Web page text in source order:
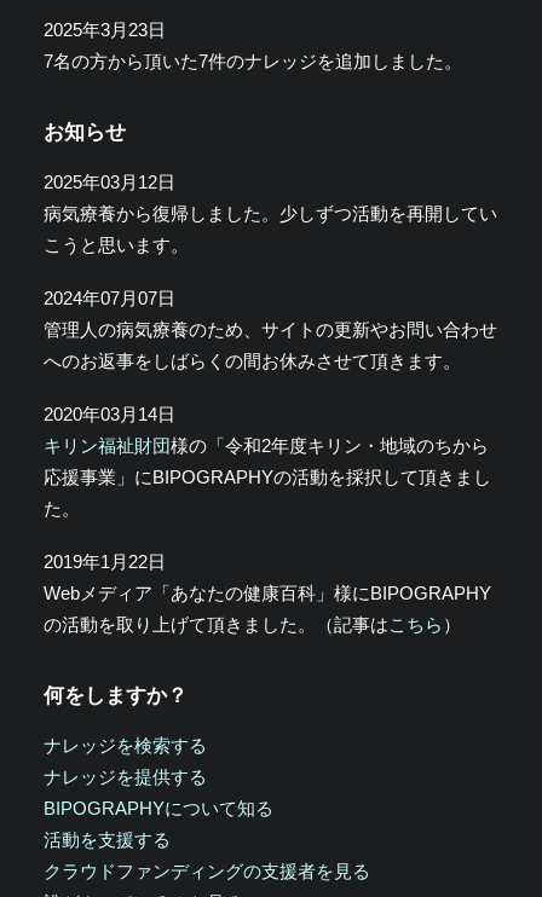
2025年3月23日
7名の方から頂いた7件のナレッジを追加しました。
お知らせ
2025年03月12日
病気療養から復帰しました。少しずつ活動を再開してい
こうと思います。
2024年07月07日
管理人の病気療養のため、サイトの更新やお問い合わせ
へのお返事をしばらくの間お休みさせて頂きます。
2020年03月14日
キリン福祉財団様の「令和2年度キリン・地域のちから
応援事業」にBIPOGRAPHYの活動を採択して頂きまし
た。
2019年1月22日
Webメディア「あなたの健康百科」様にBIPOGRAPHY
の活動を取り上げて頂きました。（記事はこちら ）
何をしますか？
ナレッジを検索する
ナレッジを提供する
BIPOGRAPHYについて知る
活動を支援する
クラウドファンディングの支援者を見る